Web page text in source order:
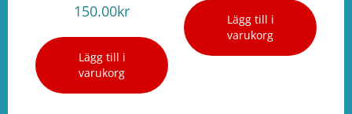
150.00kr
Lägg till i
varukorg
Lägg till i
varukorg